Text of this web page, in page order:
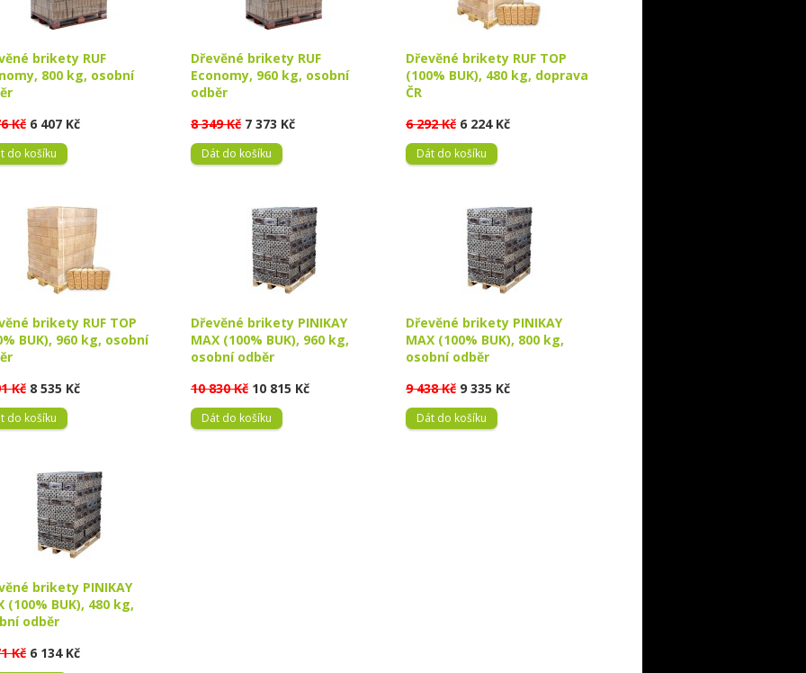
brikety RUF
800 kg, osobní
Kč 6 407 Kč
do košíku
Dřevěné brikety RUF
Economy, 960 kg, osobní
odběr
8 349 Kč 7 373 Kč
Dát do košíku
Dřevěné brikety RUF TOP
(100% BUK), 480 kg, doprava
ČR
6 292 Kč 6 224 Kč
Dát do košíku
brikety RUF TOP
BUK), 960 kg, osobní
Kč 8 535 Kč
do košíku
Dřevěné brikety PINIKAY
MAX (100% BUK), 960 kg,
osobní odběr
10 830 Kč 10 815 Kč
Dát do košíku
Dřevěné brikety PINIKAY
MAX (100% BUK), 800 kg,
osobní odběr
9 438 Kč 9 335 Kč
Dát do košíku
brikety PINIKAY
(100% BUK), 480 kg,
odběr
Kč 6 134 Kč